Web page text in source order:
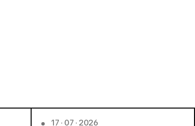
17 · 07 · 2026